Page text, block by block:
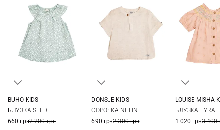
BUHO KIDS
БЛУЗКА SEED
660 грн2 200 грн
DONSJE KIDS
СОРОЧКА NELIN
690 грн2 300 грн
LOUISE MISHA
БЛУЗКА TYRA
1 020 грн3 400